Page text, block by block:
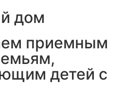
дом
приемным
детей с